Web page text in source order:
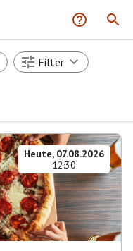
Filter
Heute, 07.08.2026
12:30